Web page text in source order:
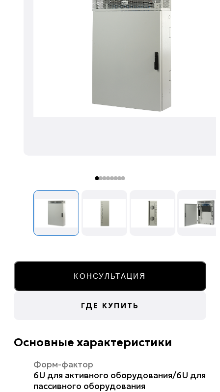
КОНСУЛЬТАЦИЯ
ГДЕ КУПИТЬ
Основные характеристики
Форм-фактор
6U для активного оборудования/6U для
пассивного оборудования